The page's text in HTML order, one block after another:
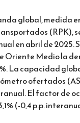
global, medida
(RPK),
en abril de 2025.
Oriente Medio la
La capacidad
ofertados
El factor de
(-0,4 p.p.